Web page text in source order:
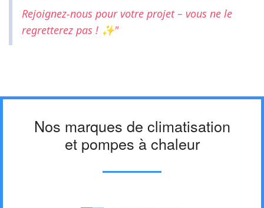
Rejoignez-nous pour votre projet – vous ne le
regretterez pas ! ✨"
Nos marques de climatisation
et pompes à chaleur